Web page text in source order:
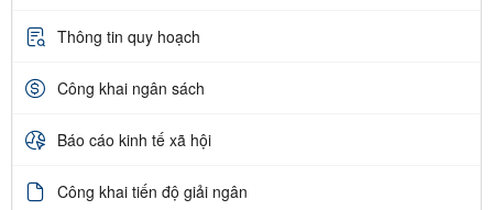
Thông tin quy hoạch
Công khai ngân sách
Báo cáo kinh tế xã hội
Công khai tiến độ giải ngân